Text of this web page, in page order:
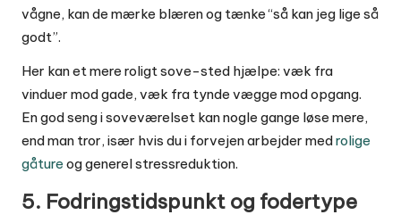
vågne, kan de mærke blæren og tænke “så kan jeg lige så
godt”.
Her kan et mere roligt sove-sted hjælpe: væk fra
vinduer mod gade, væk fra tynde vægge mod opgang.
En god seng i soveværelset kan nogle gange løse mere,
end man tror, især hvis du i forvejen arbejder medrolige
gåture og generel stressreduktion.
5. Fodringstidspunkt og fodertype